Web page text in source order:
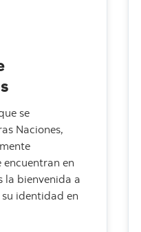
se
Naciones,
encuentran en
la bienvenida a
identidad en